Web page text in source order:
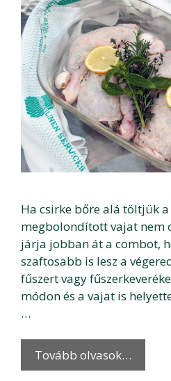
Ha csirke bőre alá töltjük
megbolondított vajat nem
járja jobban át a combot,
szaftosabb is lesz a
fűszert vagy
módon és a vajat is
…
Tovább olvasok…